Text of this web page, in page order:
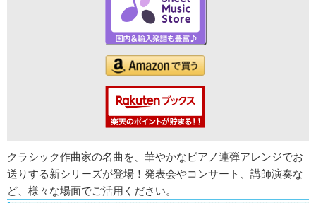
クラシック作曲家の名曲を、華やかなピアノ連弾アレンジでお
送りする新シリーズが登場！発表会やコンサート、講師演奏な
ど、様々な場面でご活用ください。